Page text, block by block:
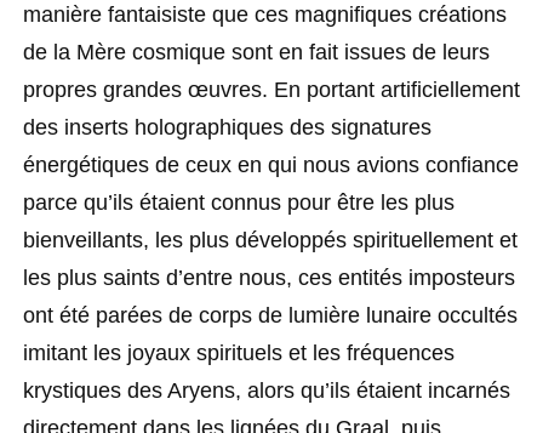
manière fantaisiste que ces magnifiques créations
de la Mère cosmique sont en fait issues de leurs
propres grandes œuvres. En portant artificiellement
des inserts holographiques des signatures
énergétiques de ceux en qui nous avions confiance
parce qu’ils étaient connus pour être les plus
bienveillants, les plus développés spirituellement et
les plus saints d’entre nous, ces entités imposteurs
ont été parées de corps de lumière lunaire occultés
imitant les joyaux spirituels et les fréquences
krystiques des Aryens, alors qu’ils étaient incarnés
directement dans les lignées du Graal, puis